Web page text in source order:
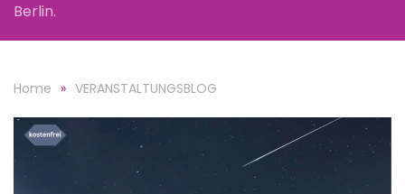
Berlin.
Home VERANSTALTUNGSBLOG